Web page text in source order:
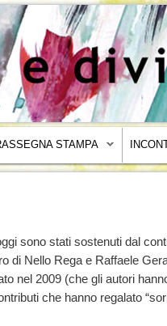
STAMPA
sono stati sostenuti dal
di Nello Rega e Raffaele
nel 2009 (che gli autori
che hanno regalato